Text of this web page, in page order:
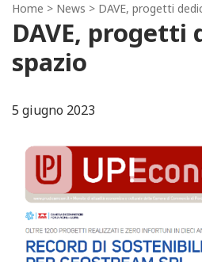
Home > News > DAVE, progetti
DAVE, progetti
spazio
5 giugno 2023